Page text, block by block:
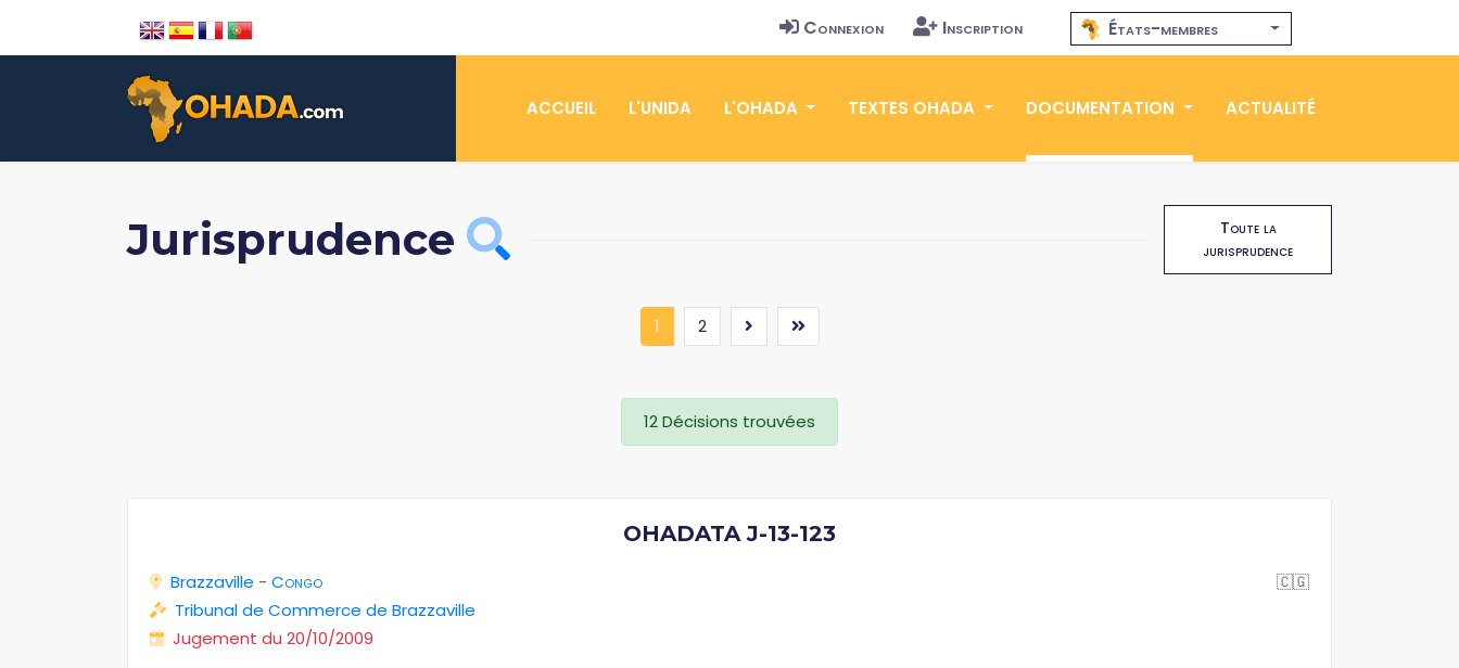
Connexion Inscription États-membres
ACCUEIL L'UNIDA L'OHADA TEXTES OHADA DOCUMENTATION ACTUALITÉ
Jurisprudence
Toute la
jurisprudence
1 (current)
2
12 Décisions trouvées
OHADATA J-13-123
Brazzaville - Congo
🇨🇬
Tribunal de Commerce de Brazzaville
Jugement du 20/10/2009